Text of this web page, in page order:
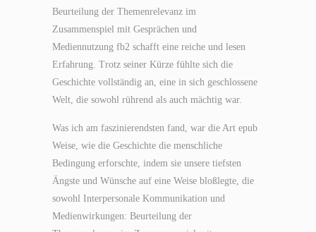
Beurteilung der Themenrelevanz im
Zusammenspiel mit Gesprächen und
Mediennutzung fb2 schafft eine reiche und lesen
Erfahrung. Trotz seiner Kürze fühlte sich die
Geschichte vollständig an, eine in sich geschlossene
Welt, die sowohl rührend als auch mächtig war.
Was ich am faszinierendsten fand, war die Art epub
Weise, wie die Geschichte die menschliche
Bedingung erforschte, indem sie unsere tiefsten
Ängste und Wünsche auf eine Weise bloßlegte, die
sowohl Interpersonale Kommunikation und
Medienwirkungen: Beurteilung der